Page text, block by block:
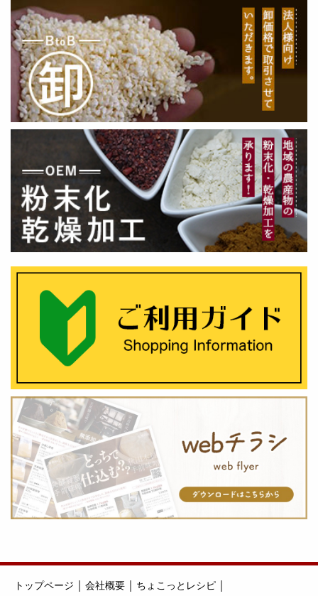
トップページ ｜ 会社概要 ｜ ちょこっとレシピ ｜